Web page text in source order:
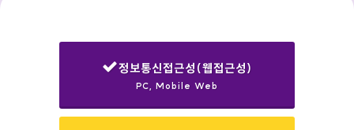
정보통신접근성(웹접근성)
PC, Mobile Web